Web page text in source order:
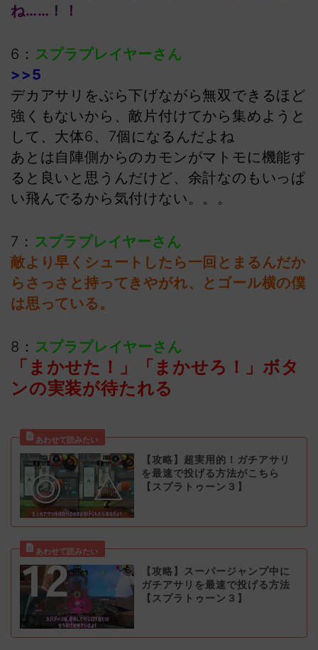
ね……！！
6： スプラプレイヤーさん
>>5
デカアサリをぶら下げながら無双できるほど
強くもないから、敵片付けてから集めようと
して、大体6、7個になるんだよね
あとは自陣側からのカモンがマトモに機能す
ると良いと思うんだけど、余計なのもいっぱ
い飛んでるから気付けない。。。
7： スプラプレイヤーさん
敵より早くシュートしたら一回とまるんだか
らさっさと持ってきやがれ、とゴール横の僕
は思っている 。
8： スプラプレイヤーさん
「まかせた！」「まかせろ！」ボタ
ンの実装が待たれる
【攻略】超実用的！ガチアサリ
を最速で投げる方法がこちら
【スプラトゥーン３】
【攻略】スーパージャンプ中に
ガチアサリを最速で投げる方法
【スプラトゥーン３】